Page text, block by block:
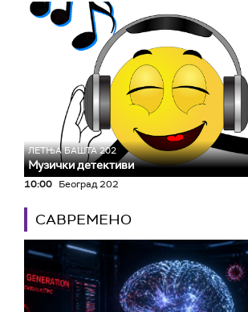
ЛЕТЊА БАШТА 202
Музички детективи
10:00 Београд 202
САВРЕМЕНО